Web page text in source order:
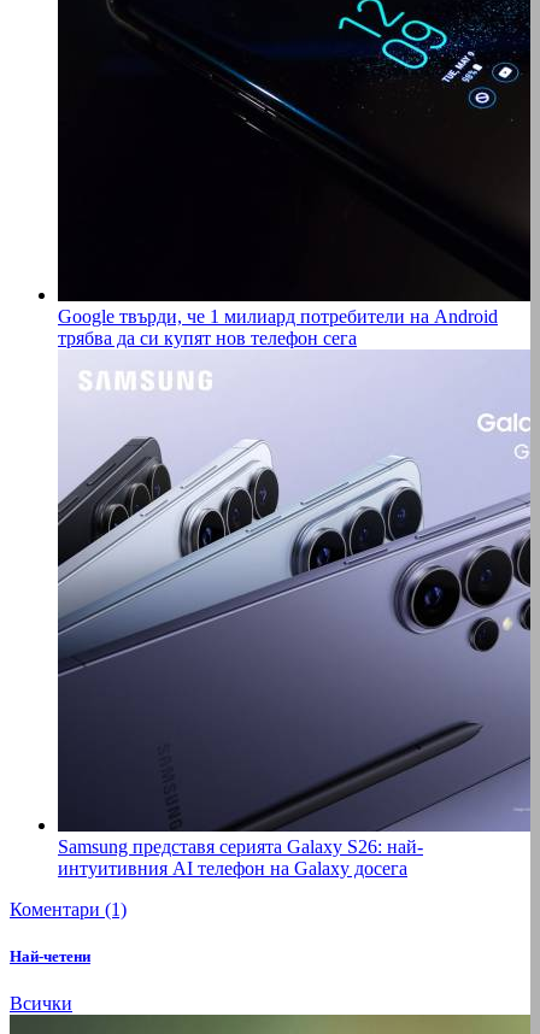
Google твърди, че 1 милиард потребители на Android
трябва да си купят нов телефон сега
Samsung представя серията Galaxy S26: най-
интуитивния AI телефон на Galaxy досега
Коментари (1)
Най-четени
Всички